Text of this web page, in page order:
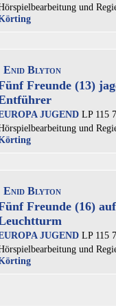
und
Enid Blyton
Freunde (13)
JUGENDLP 115
und
Enid Blyton
Freunde (16)
JUGENDLP 115
und